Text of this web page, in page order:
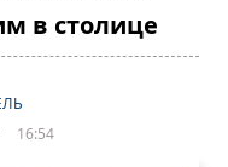
в столице
16:54